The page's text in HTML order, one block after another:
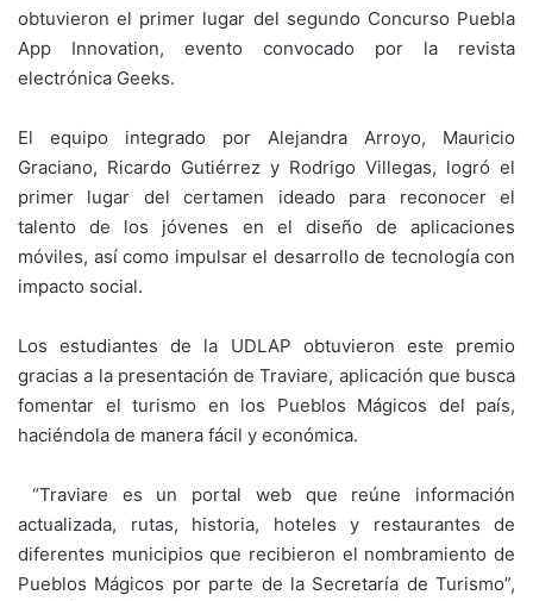
obtuvieron el primer lugar del segundo Concurso Puebla
App Innovation, evento convocado por la revista
electrónica Geeks.
El equipo integrado por Alejandra Arroyo, Mauricio
Graciano, Ricardo Gutiérrez y Rodrigo Villegas, logró el
primer lugar del certamen ideado para reconocer el
talento de los jóvenes en el diseño de aplicaciones
móviles, así como impulsar el desarrollo de tecnología con
impacto social.
Los estudiantes de la UDLAP obtuvieron este premio
gracias a la presentación de Traviare, aplicación que busca
fomentar el turismo en los Pueblos Mágicos del país,
haciéndola de manera fácil y económica.
“Traviare es un portal web que reúne información
actualizada, rutas, historia, hoteles y restaurantes de
diferentes municipios que recibieron el nombramiento de
Pueblos Mágicos por parte de la Secretaría de Turismo”,